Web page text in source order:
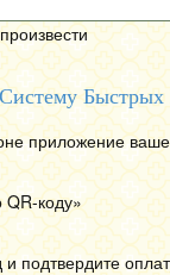
приложение
QR-коду»
и подтвердите